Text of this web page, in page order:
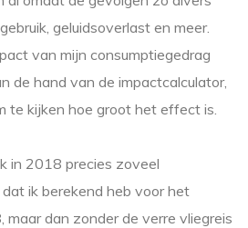
geluidsoverlast en meer.
van mijn consumptiegedrag
de hand van de impactcalculator,
te kijken hoe groot het effect is.
in 2018 precies zoveel
ik berekend heb voor het
dan zonder de verre vliegreis